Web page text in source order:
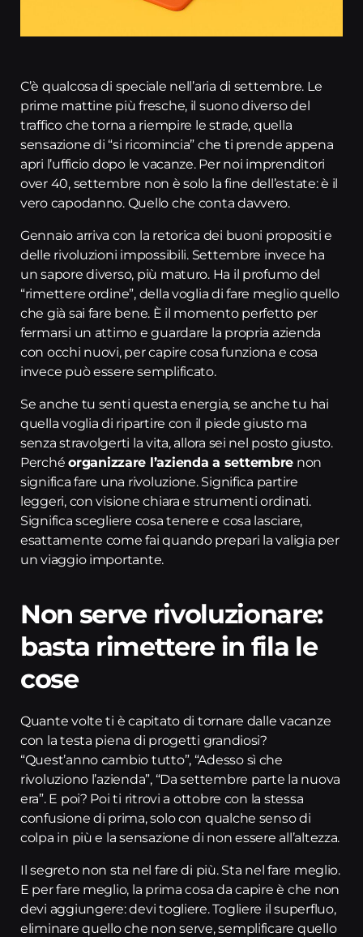
C’è qualcosa di speciale nell’aria di settembre. Le
prime mattine più fresche, il suono diverso del
traffico che torna a riempire le strade, quella
sensazione di “si ricomincia” che ti prende appena
apri l’ufficio dopo le vacanze. Per noi imprenditori
over 40, settembre non è solo la fine dell’estate: è il
vero capodanno. Quello che conta davvero.
Gennaio arriva con la retorica dei buoni propositi e
delle rivoluzioni impossibili. Settembre invece ha
un sapore diverso, più maturo. Ha il profumo del
“rimettere ordine”, della voglia di fare meglio quello
che già sai fare bene. È il momento perfetto per
fermarsi un attimo e guardare la propria azienda
con occhi nuovi, per capire cosa funziona e cosa
invece può essere semplificato.
Se anche tu senti questa energia, se anche tu hai
quella voglia di ripartire con il piede giusto ma
senza stravolgerti la vita, allora sei nel posto giusto.
Perchéorganizzare l’azienda a settembre non
significa fare una rivoluzione. Significa partire
leggeri, con visione chiara e strumenti ordinati.
Significa scegliere cosa tenere e cosa lasciare,
esattamente come fai quando prepari la valigia per
un viaggio importante.
Non serve rivoluzionare:
basta rimettere in fila le
cose
Quante volte ti è capitato di tornare dalle vacanze
con la testa piena di progetti grandiosi?
“Quest’anno cambio tutto”, “Adesso sì che
rivoluziono l’azienda”, “Da settembre parte la nuova
era”. E poi? Poi ti ritrovi a ottobre con la stessa
confusione di prima, solo con qualche senso di
colpa in più e la sensazione di non essere all’altezza.
Il segreto non sta nel fare di più. Sta nel fare meglio.
E per fare meglio, la prima cosa da capire è che non
devi aggiungere: devi togliere. Togliere il superfluo,
eliminare quello che non serve, semplificare quello